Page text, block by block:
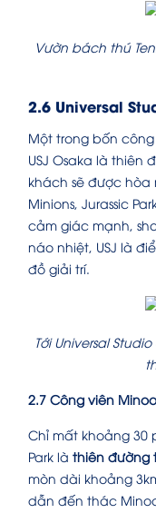
Vườn bách thú
2.6 Universal
Một trong bốn công
USJ Osaka là thiên
khách sẽ được hòa
Minions, Jurassic
cảm giác mạnh,
náo nhiệt, USJ là
đồ giải trí.
Tới Universal
2.7 Công viên
Chỉ mất khoảng 30
Park là thiên đường
mòn dài khoảng
dẫn đến thác